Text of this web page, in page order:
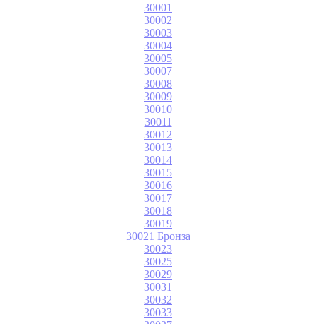
30001
30002
30003
30004
30005
30007
30008
30009
30010
30011
30012
30013
30014
30015
30016
30017
30018
30019
30021 Бронза
30023
30025
30029
30031
30032
30033